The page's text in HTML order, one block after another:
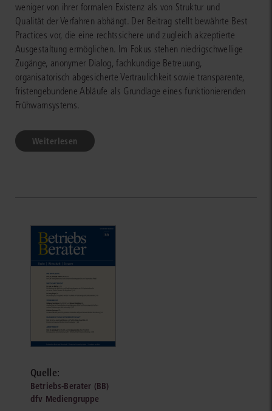
weniger von ihrer formalen Existenz als von Struktur und
Qualität der Verfahren abhängt. Der Beitrag stellt bewährte Best
Practices vor, die eine rechtssichere und zugleich akzeptierte
Ausgestaltung ermöglichen. Im Fokus stehen niedrigschwellige
Zugänge, anonymer Dialog, fachkundige Betreuung,
organisatorisch abgesicherte Vertraulichkeit sowie transparente,
fristengebundene Abläufe als Grundlage eines funktionierenden
Frühwarnsystems.
Weiterlesen
Quelle:
Betriebs-Berater (BB)
dfv Mediengruppe